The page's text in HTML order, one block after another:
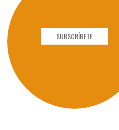
SUBSCRÍBETE